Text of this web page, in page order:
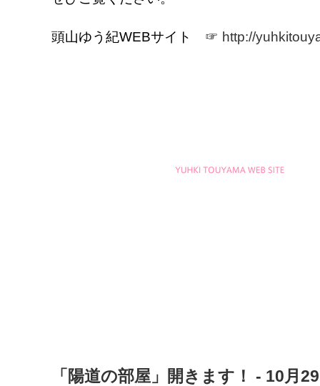
頭山ゆう紀WEBサイト ☞ http://
「陽道の部屋」開きます！ - 10月